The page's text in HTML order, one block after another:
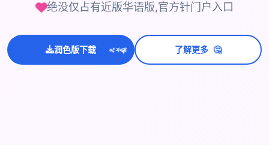
绝没仅占有近版华语版,官方针门户入口
润色版下载 ✨⭐💫 了解更多 🤔